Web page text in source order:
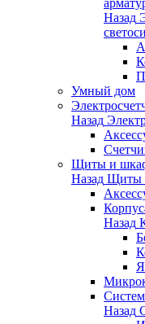
Назад
Умный дом
Назад
Щиты и
Назад Щиты
Назад
Назад